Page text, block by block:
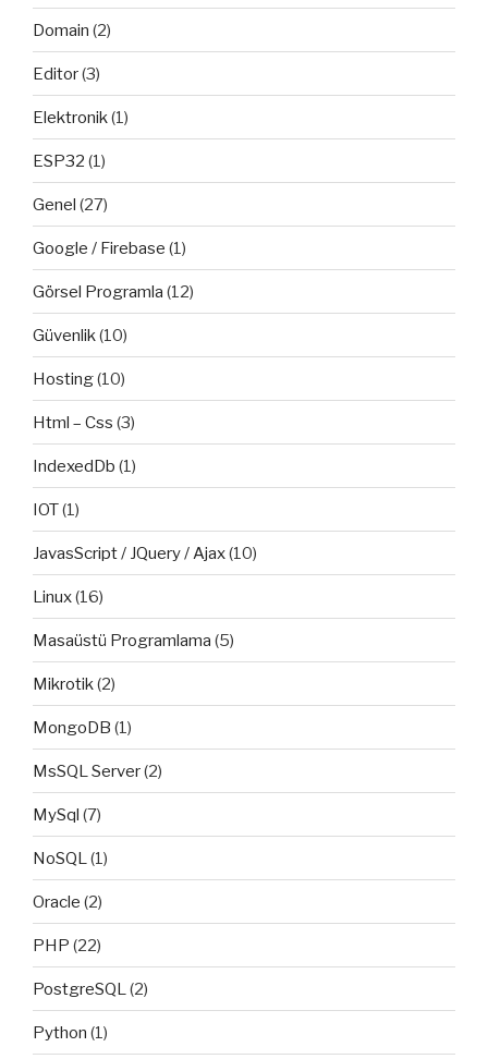
Domain (2)
Editor(3)
Elektronik(1)
ESP32 (1)
Genel (27)
Google / Firebase (1)
Görsel Programla (12)
Güvenlik(10)
Hosting(10)
Html – Css (3)
IndexedDb (1)
IOT(1)
JavasScript / JQuery / Ajax(10)
Linux(16)
Masaüstü Programlama (5)
Mikrotik(2)
MongoDB (1)
MsSQL Server(2)
MySql (7)
NoSQL(1)
Oracle (2)
PHP (22)
PostgreSQL(2)
Python (1)